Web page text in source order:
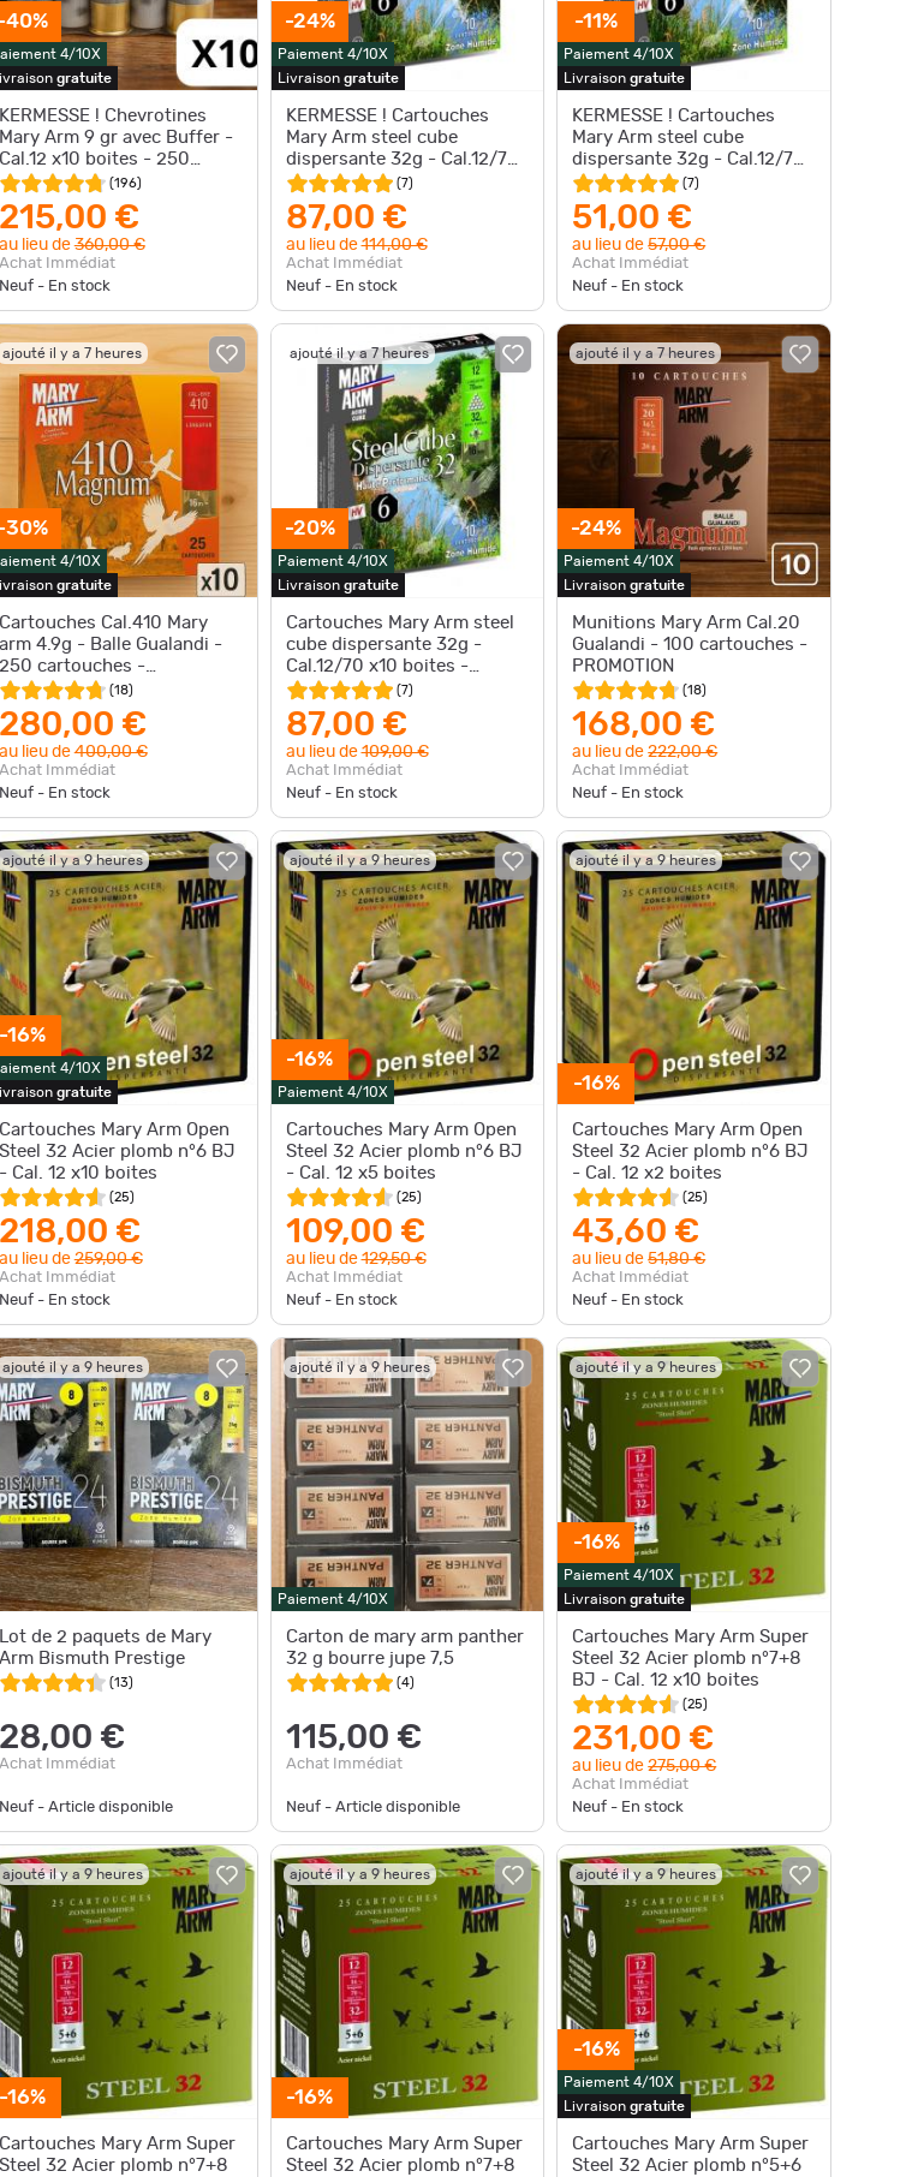
40%
4/10X
gratuite
KERMESSE ! Chevrotines
Mary Arm 9 gr avec Buffer -
Cal.12 x10 boites - 250
cartouches
(196)
215,00 €
au lieu de360,00 €
Achat Immédiat
Neuf - En stock
-24%
Paiement 4/10X
Livraison gratuite
KERMESSE ! Cartouches
Mary Arm steel cube
dispersante 32g - Cal.12/70
x10 boites
(7)
87,00 €
au lieu de114,00 €
Achat Immédiat
Neuf - En stock
-11%
Paiement 4/10X
Livraisongratuite
KERMESSE ! Cartouches
Mary Arm steel cube
dispersante 32g - Cal.12/70
x5 boites
(7)
51,00 €
au lieu de57,00 €
Achat Immédiat
Neuf - En stock
ajouté il y a 7 heures
30%
4/10X
gratuite
Cartouches Cal.410 Mary
arm 4.9g - Balle Gualandi -
250 cartouches -
PROMOTION
(18)
280,00 €
au lieu de400,00 €
Achat Immédiat
Neuf - En stock
ajouté il y a 7 heures
-20%
Paiement 4/10X
Livraison gratuite
Cartouches Mary Arm steel
cube dispersante 32g -
Cal.12/70 x10 boites -
PROMOTION
(7)
87,00 €
au lieu de109,00 €
Achat Immédiat
Neuf - En stock
ajouté il y a 7 heures
-24%
Paiement 4/10X
Livraisongratuite
Munitions Mary Arm Cal.20
Gualandi - 100 cartouches -
PROMOTION
(18)
168,00 €
au lieu de222,00 €
Achat Immédiat
Neuf - En stock
ajouté il y a 9 heures
-16%
4/10X
gratuite
Cartouches Mary Arm Open
Steel 32 Acier plomb n°6 BJ
- Cal. 12 x10 boites
(25)
218,00 €
au lieu de259,00 €
Achat Immédiat
Neuf - En stock
ajouté il y a 9 heures
-16%
Paiement 4/10X
Cartouches Mary Arm Open
Steel 32 Acier plomb n°6 BJ
- Cal. 12 x5 boites
(25)
109,00 €
au lieu de129,50 €
Achat Immédiat
Neuf - En stock
ajouté il y a 9 heures
-16%
Cartouches Mary Arm Open
Steel 32 Acier plomb n°6 BJ
- Cal. 12 x2 boites
(25)
43,60 €
au lieu de51,80 €
Achat Immédiat
Neuf - En stock
ajouté il y a 9 heures
Lot de 2 paquets de Mary
Arm Bismuth Prestige
(13)
28,00 €
Achat Immédiat
Neuf - Article disponible
ajouté il y a 9 heures
Paiement 4/10X
Carton de mary arm panther
32 g bourre jupe 7,5
(4)
115,00 €
Achat Immédiat
Neuf - Article disponible
ajouté il y a 9 heures
-16%
Paiement 4/10X
Livraisongratuite
Cartouches Mary Arm Super
Steel 32 Acier plomb n°7+8
BJ - Cal. 12 x10 boites
(25)
231,00 €
au lieu de275,00 €
Achat Immédiat
Neuf - En stock
ajouté il y a 9 heures
-16%
Cartouches Mary Arm Super
Steel 32 Acier plomb n°7+8
ajouté il y a 9 heures
-16%
Cartouches Mary Arm Super
Steel 32 Acier plomb n°7+8
ajouté il y a 9 heures
-16%
Paiement 4/10X
Livraisongratuite
Cartouches Mary Arm Super
Steel 32 Acier plomb n°5+6